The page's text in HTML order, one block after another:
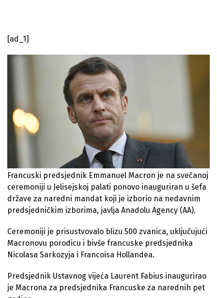
[ad_1]
Francuski predsjednik Emmanuel Macron je na svečanoj
ceremoniji u Jelisejskoj palati ponovo inauguriran u šefa
države za naredni mandat koji je izborio na nedavnim
predsjedničkim izborima, javlja Anadolu Agency (AA).
Ceremoniji je prisustvovalo blizu 500 zvanica, uključujući
Macronovu porodicu i bivše francuske predsjednika
Nicolasa Sarkozyja i Francoisa Hollandea.
Predsjednik Ustavnog vijeća Laurent Fabius inaugurirao
je Macrona za predsjednika Francuske za narednih pet